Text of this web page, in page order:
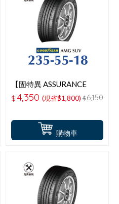
購物車
【固特異 ASSURANCE
MAXGUARD SUV】 235-
55-18操控性能輪胎
$4,350 (現省$1,800) $6,150